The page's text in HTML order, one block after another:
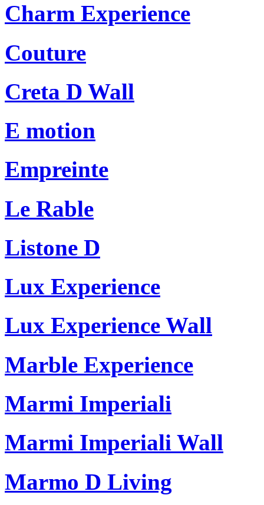
Charm Experience
Couture
Creta D Wall
E motion
Empreinte
Le Rable
Listone D
Lux Experience
Lux Experience Wall
Marble Experience
Marmi Imperiali
Marmi Imperiali Wall
Marmo D Living